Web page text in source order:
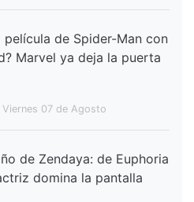
película de Spider-Man con
Marvel ya deja la puerta
Viernes 07 de Agosto
de Zendaya: de Euphoria
domina la pantalla